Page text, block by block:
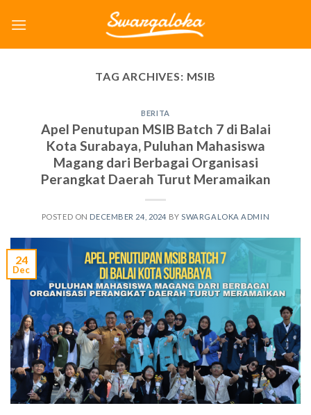
TAG ARCHIVES: MSIB
BERITA
Apel Penutupan MSIB Batch 7 di Balai
Kota Surabaya, Puluhan Mahasiswa
Magang dari Berbagai Organisasi
Perangkat Daerah Turut Meramaikan
POSTED ON DECEMBER 24, 2024 BY SWARGALOKA ADMIN
24
Dec